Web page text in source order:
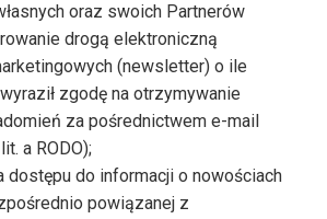
oraz swoich Partnerów
drogą elektroniczną
(newsletter) o ile
zgodę na otrzymywanie
za pośrednictwem e-mail
a RODO);
dostępu do informacji o nowościach
powiązanej z